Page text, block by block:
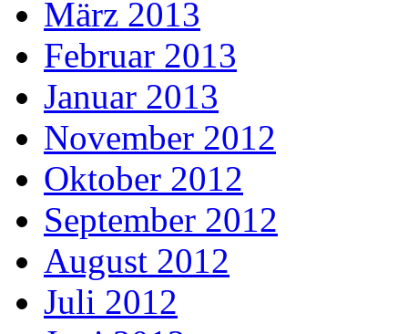
März 2013
Februar 2013
Januar 2013
November 2012
Oktober 2012
September 2012
August 2012
Juli 2012